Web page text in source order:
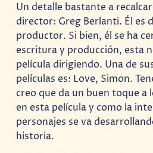
Un detalle bastante a
director: Greg Berlanti. Él es
productor. Si bien, él se ha
escritura y producción, esta
película dirigiendo. Una de
películas es: Love, Simon.
creo que da un buen toque a
en esta película y como la
personajes se va
historia.